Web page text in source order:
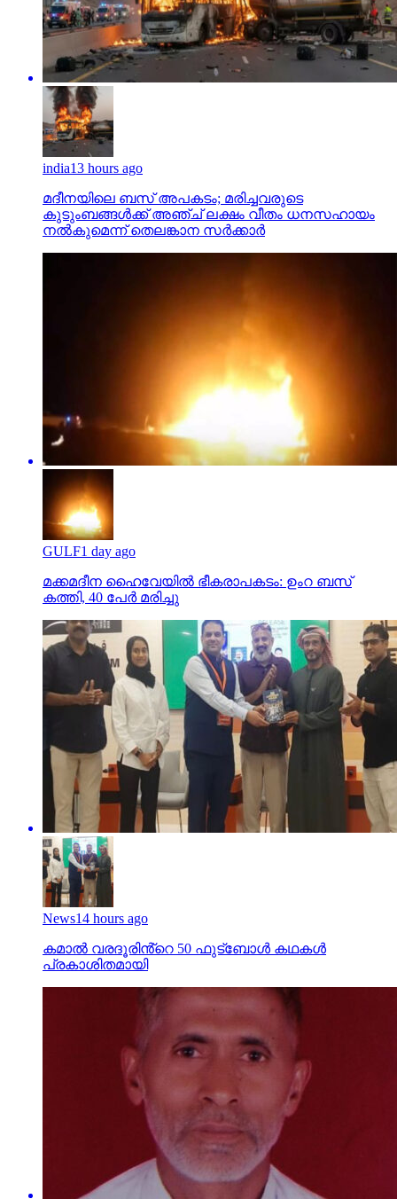
india13 hours ago
മദീനയിലെ ബസ് അപകടം; മരിച്ചവരുടെ
കുടുംബങ്ങള്‍ക്ക് അഞ്ച് ലക്ഷം വീതം ധനസഹായം
നല്‍കുമെന്ന് തെലങ്കാന സര്‍ക്കാര്‍
GULF1 day ago
മക്കമദീന ഹൈവേയില്‍ ഭീകരാപകടം: ഉംറ ബസ്
കത്തി, 40 പേര്‍ മരിച്ചു
News14 hours ago
കമാൽ വരദൂരിൻ്റെ 50 ഫുട്ബോൾ കഥകൾ
പ്രകാശിതമായി